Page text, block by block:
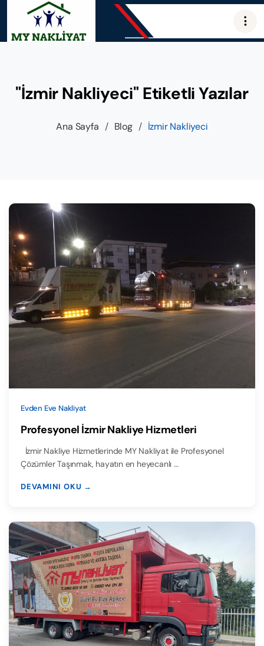
"İzmir Nakliyeci" Etiketli Yazılar
Ana Sayfa / Blog / İzmir Nakliyeci
Evden Eve Nakliyat
Profesyonel İzmir Nakliye Hizmetleri
İzmir Nakliye Hizmetlerinde MY Nakliyat ile Profesyonel
Çözümler Taşınmak, hayatın en heyecanlı …
DEVAMINI OKU →